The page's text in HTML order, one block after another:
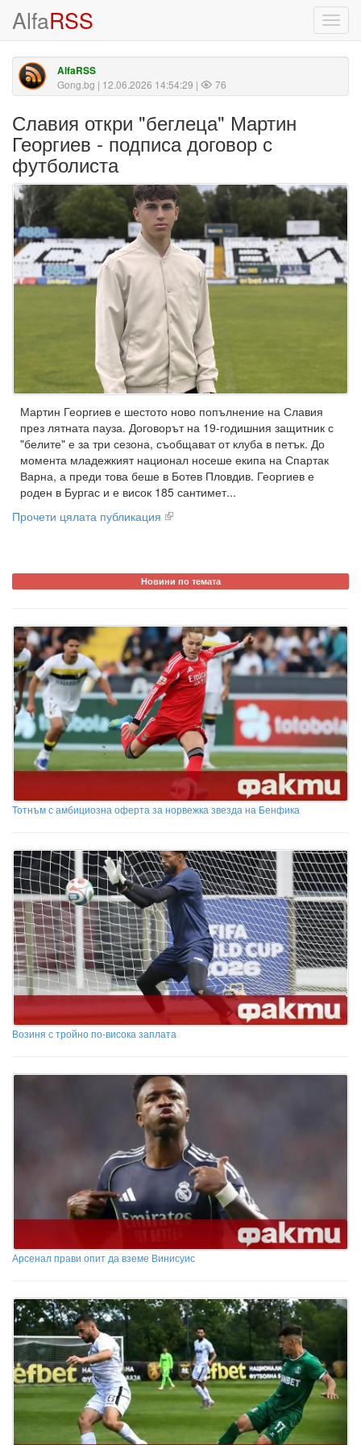
AlfaRSS
AlfaRSS
Gong.bg | 12.06.2026 14:54:29 | 76
Славия откри "беглеца" Мартин
Георгиев - подписа договор с
футболиста
Мартин Георгиев е шестото ново попълнение на Славия
през лятната пауза. Договорът на 19-годишния защитник с
"белите" е за три сезона, съобщават от клуба в петък. До
момента младежкият национал носеше екипа на Спартак
Варна, а преди това беше в Ботев Пловдив. Георгиев е
роден в Бургас и е висок 185 сантимет...
Прочети цялата публикация
Новини по темата
Тотнъм с амбициозна оферта за норвежка звезда на Бенфика
Возиня с тройно по-висока заплата
Арсенал прави опит да вземе Винисуис